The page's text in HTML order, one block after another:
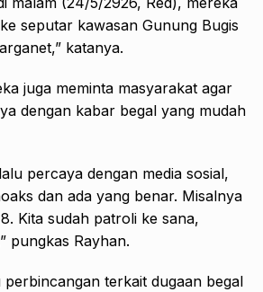
seputar kawasan Gunung Bugis
katanya.
juga meminta masyarakat agar
dengan kabar begal yang mudah
percaya dengan media sosial,
dan ada yang benar. Misalnya
Kita sudah patroli ke sana,
pungkas Rayhan.
perbincangan terkait dugaan begal